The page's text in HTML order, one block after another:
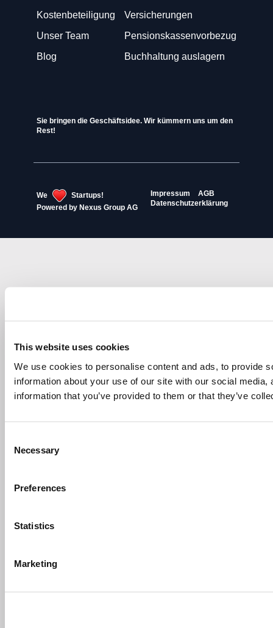
This website uses cookies
We use cookies to personalise content and ads, to provide
information about your use of our site with our social
information that you’ve provided to them or that they’ve
Selection
Necessary
Preferences
Statistics
Marketing
Kostenbeteiligung
Unser Team
Blog
Versicherungen
Pensionskassenvorbezug
Buchhaltung auslagern
Sie bringen die Geschäftsidee. Wir kümmern uns um den
Rest!
We
Startups!
Powered by Nexus Group AG
Impressum
AGB
Datenschutzerklärung